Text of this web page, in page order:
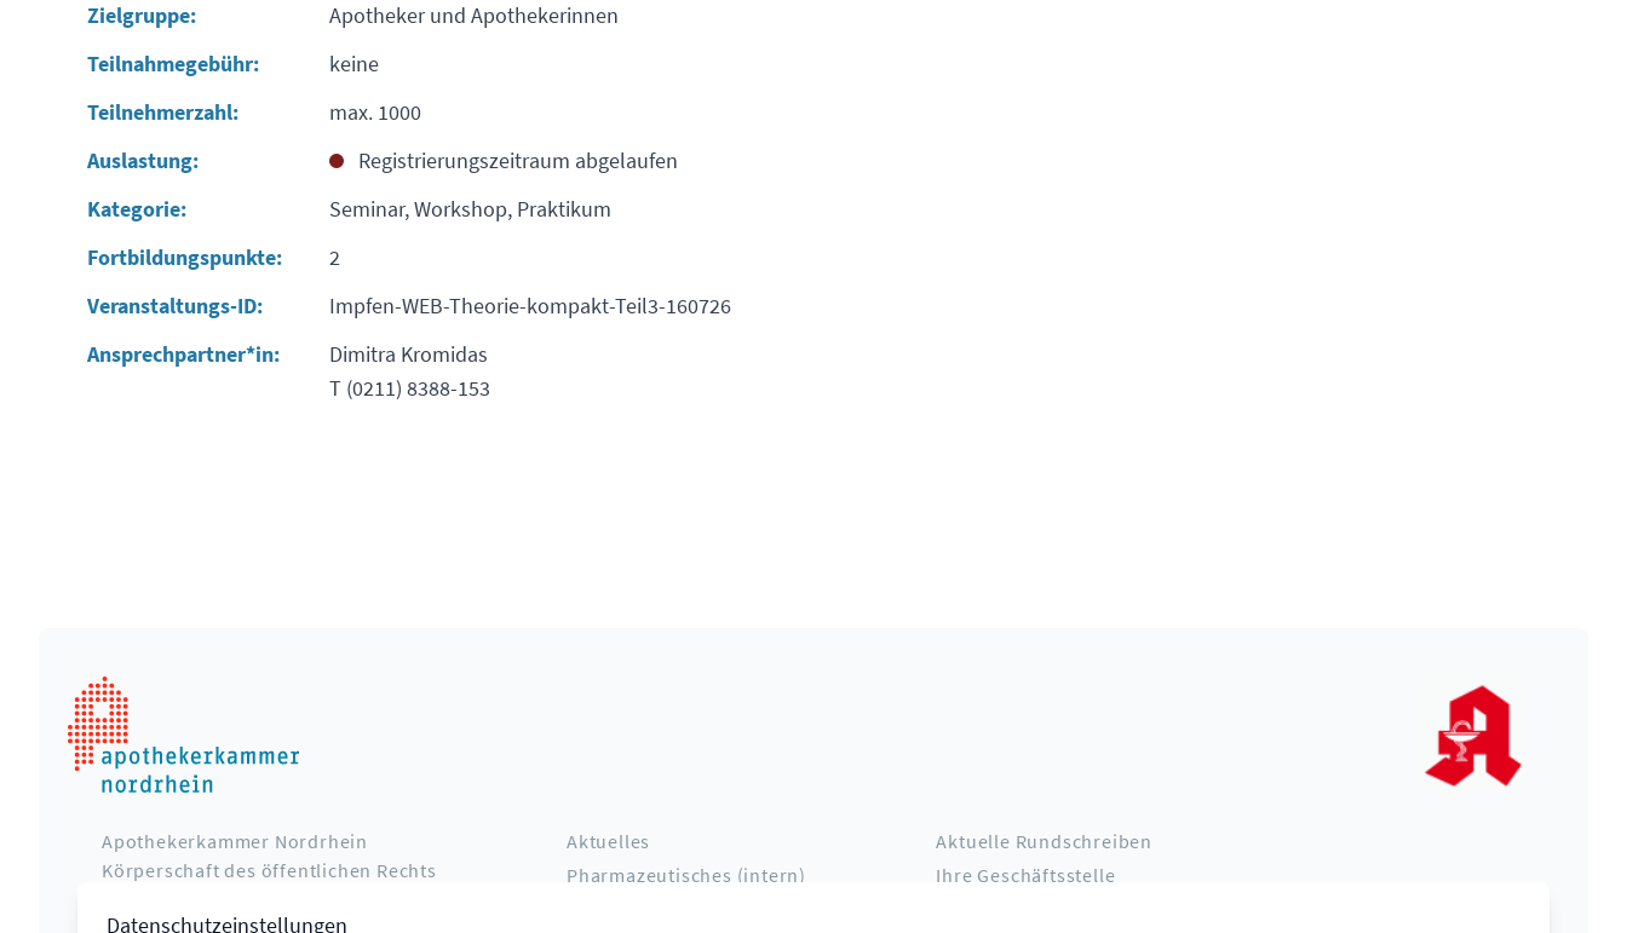
Zielgruppe:
Apotheker und Apothekerinnen
Teilnahmegebühr:
keine
Teilnehmerzahl:
max. 1000
Auslastung:
Registrierungszeitraum abgelaufen
Kategorie:
Seminar, Workshop, Praktikum
Fortbildungspunkte:
2
Veranstaltungs-ID:
Impfen-WEB-Theorie-kompakt-Teil3-160726
Ansprechpartner*in:
Dimitra Kromidas
T (0211) 8388-153
Apothekerkammer Nordrhein
Körperschaft des öffentlichen Rechts
40213 Düsseldorf
Aktuelles
Pharmazeutisches (intern)
Aktuelle Rundschreiben
Ihre Geschäftsstelle
Datenschutzeinstellungen